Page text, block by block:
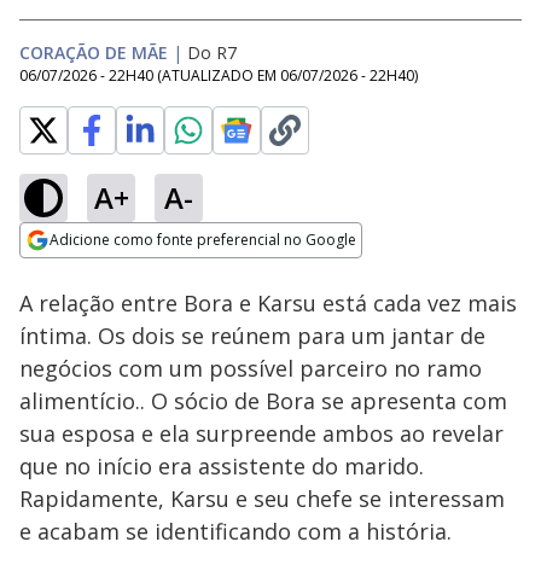
CORAÇÃO DE MÃE | Do R7
06/07/2026 - 22H40 (ATUALIZADO EM 06/07/2026 - 22H40)
A+ A-
Adicione como fonte preferencial no Google
Ativar
Loaded:
44.08%
A relação entre Bora e Karsu está cada vez mais
íntima. Os dois se reúnem para um jantar de
negócios com um possível parceiro no ramo
alimentício.. O sócio de Bora se apresenta com
sua esposa e ela surpreende ambos ao revelar
que no início era assistente do marido.
Rapidamente, Karsu e seu chefe se interessam
e acabam se identificando com a história.